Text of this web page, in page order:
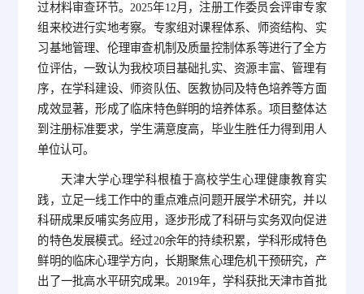
过材料审查环节。2025年12月，注册工作委员会评审专家
组来校进行实地考察。专家组对课程体系、师资结构、实
习基地管理、伦理审查机制及质量控制体系等进行了全方
位评估，一致认为我校项目基础扎实、资源丰富、管理有
序，在学科建设、师资队伍、医教协同及特色培养等方面
成效显著，形成了临床特色鲜明的培养体系。项目整体达
到注册标准要求，学生满意度高，毕业生胜任力得到用人
单位认可。
天津大学心理学科根植于高校学生心理健康教育实
践，立足一线工作中的重点难点问题开展学术研究，并以
科研成果反哺实务应用，逐步形成了科研与实务双向促进
的特色发展模式。经过20余年的持续积累，学科形成特色
鲜明的临床心理学方向，长期聚焦心理危机干预研究，产
出了一批高水平研究成果。2019年，学科获批天津市首批